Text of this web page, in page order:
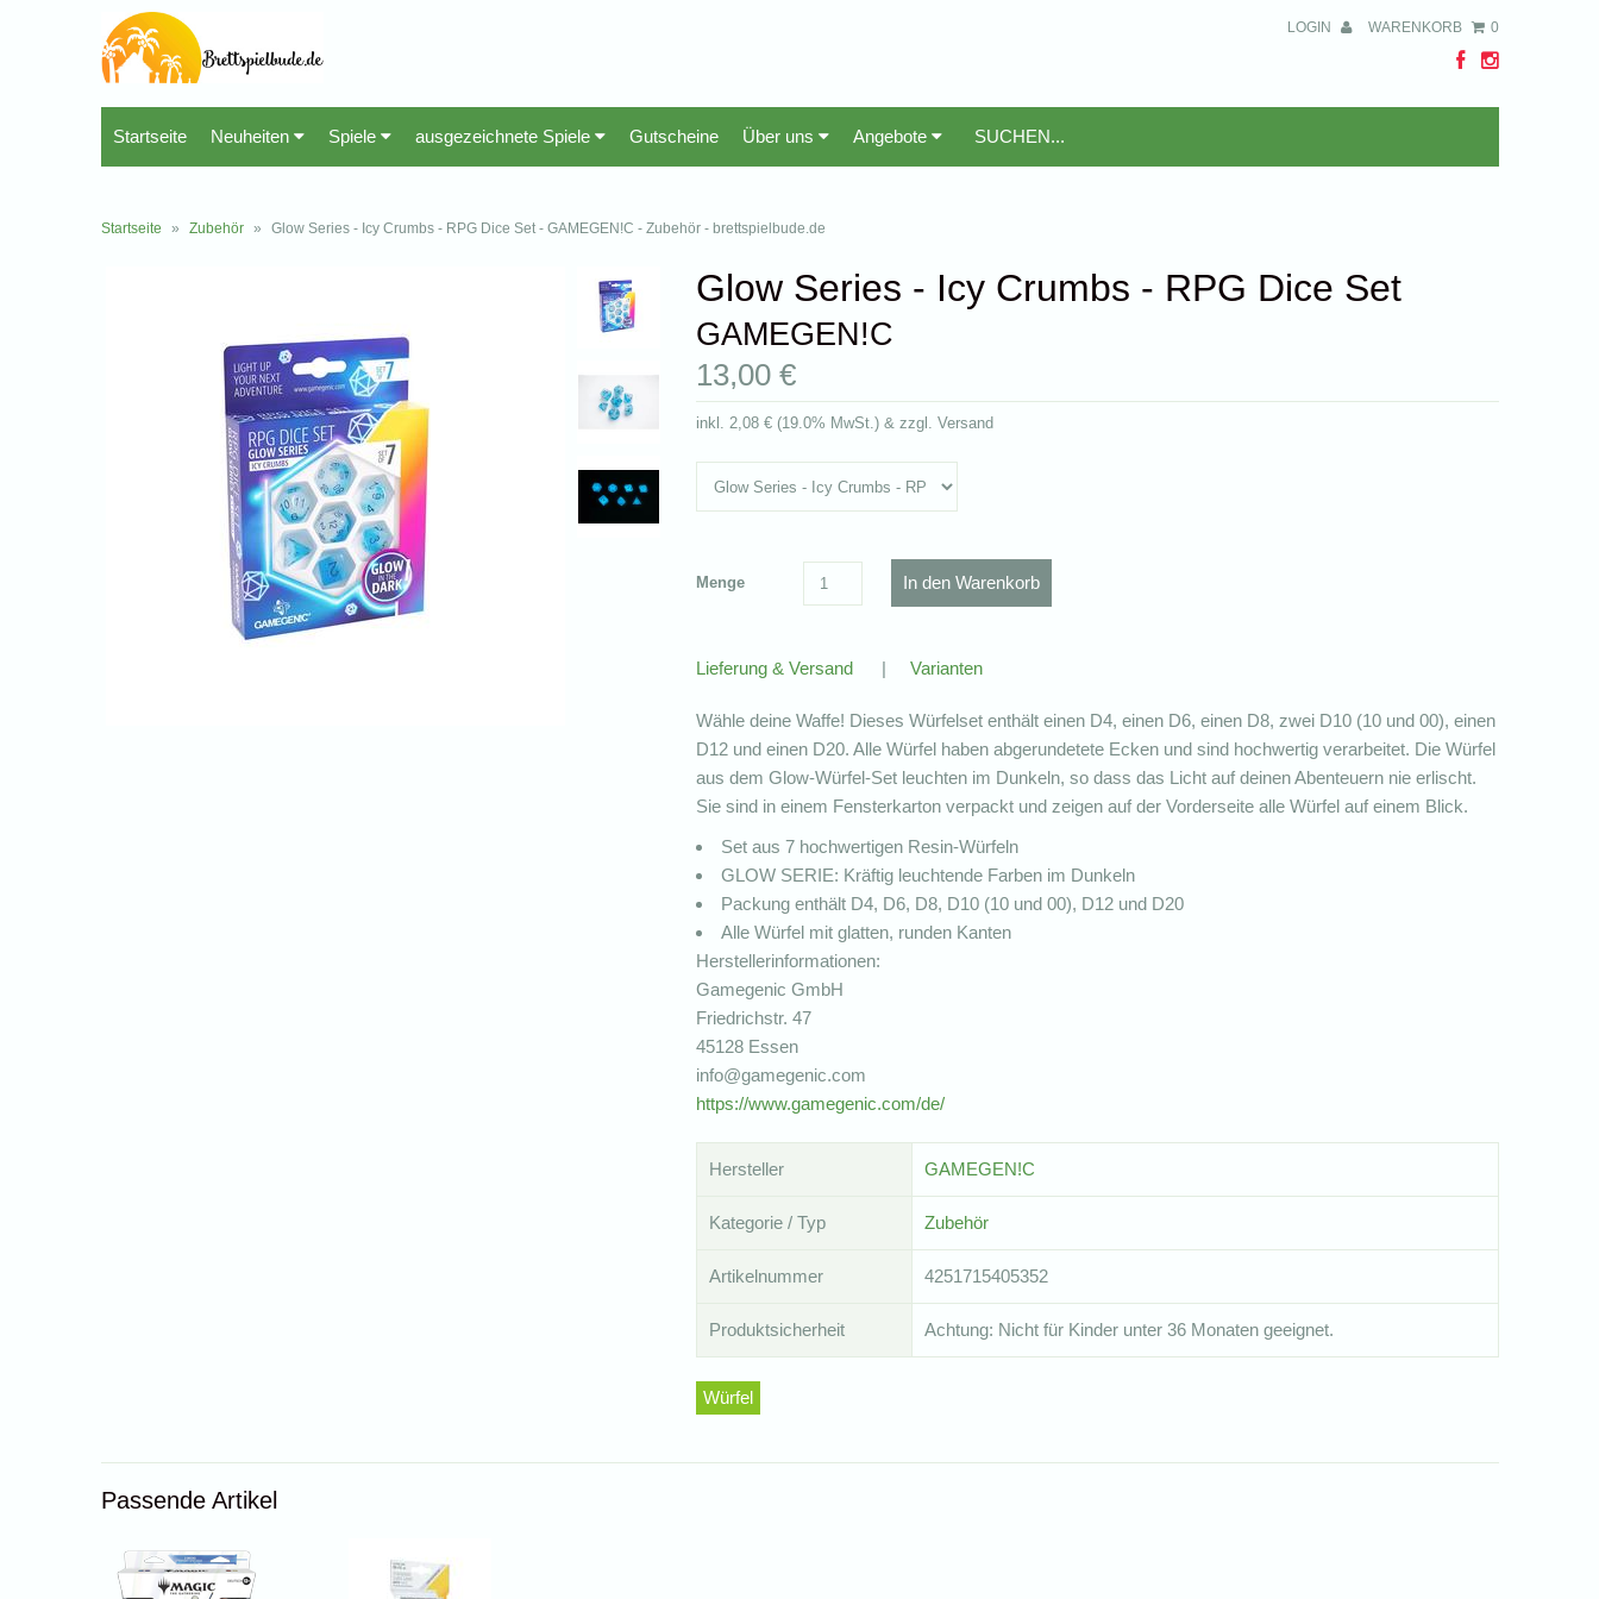
LOGIN WARENKORB 0
Startseite Neuheiten Spiele ausgezeichnete Spiele Gutscheine Über uns Angebote
Startseite » Zubehör » Glow Series - Icy Crumbs - RPG Dice Set - GAMEGEN!C - Zubehör - brettspielbude.de
Glow Series - Icy Crumbs - RPG Dice Set
GAMEGEN!C
13,00 €
inkl. 2,08 €(19.0% MwSt.) & zzgl. Versand
Menge
Lieferung & Versand | Varianten
Wähle deine Waffe! Dieses Würfelset enthält einen D4, einen D6, einen D8, zwei D10 (10 und 00), einen
D12 und einen D20. Alle Würfel haben abgerundetete Ecken und sind hochwertig verarbeitet. Die Würfel
aus dem Glow-Würfel-Set leuchten im Dunkeln, so dass das Licht auf deinen Abenteuern nie erlischt.
Sie sind in einem Fensterkarton verpackt und zeigen auf der Vorderseite alle Würfel auf einem Blick.
Set aus 7 hochwertigen Resin-Würfeln
GLOW SERIE: Kräftig leuchtende Farben im Dunkeln
Packung enthält D4, D6, D8, D10 (10 und 00), D12 und D20
Alle Würfel mit glatten, runden Kanten
Herstellerinformationen:
Gamegenic GmbH
Friedrichstr. 47
45128 Essen
info@gamegenic.com
https://www.gamegenic.com/de/
Hersteller GAMEGEN!C
Kategorie / Typ Zubehör
Artikelnummer 4251715405352
Produktsicherheit Achtung: Nicht für Kinder unter 36 Monaten geeignet.
Würfel
Passende Artikel